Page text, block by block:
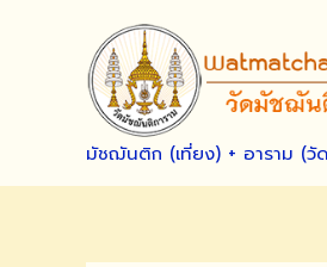
มัชฌันติก (เที่ยง) + อาราม (วั